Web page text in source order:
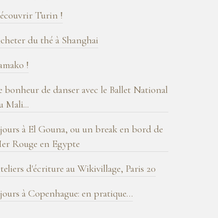
Turin !
du thé à Shanghai
!
bonheur de danser avec le Ballet National
Mali...
à El Gouna, ou un break en bord de
Rouge en Egypte
d'écriture au Wikivillage, Paris 20
à Copenhague: en pratique…